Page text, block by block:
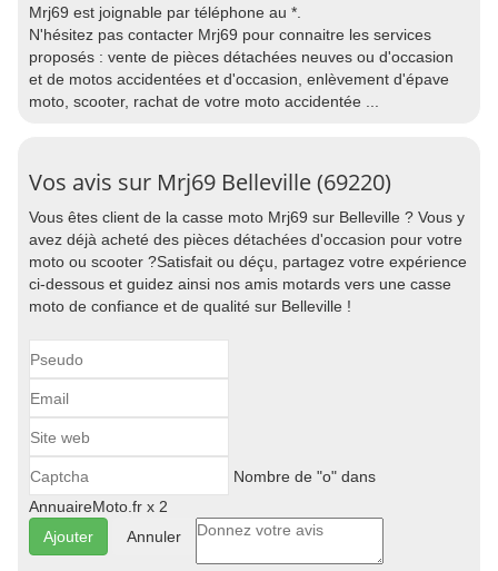
Mrj69 est joignable par téléphone au *.
N'hésitez pas contacter Mrj69 pour connaitre les services
proposés : vente de pièces détachées neuves ou d'occasion
et de motos accidentées et d'occasion, enlèvement d'épave
moto, scooter, rachat de votre moto accidentée ...
Vos avis sur Mrj69 Belleville (69220)
Vous êtes client de la casse moto Mrj69 sur Belleville ? Vous y
avez déjà acheté des pièces détachées d'occasion pour votre
moto ou scooter ?Satisfait ou déçu, partagez votre expérience
ci-dessous et guidez ainsi nos amis motards vers une casse
moto de confiance et de qualité sur Belleville !
Nombre de "o" dans
AnnuaireMoto.fr x 2
Annuler